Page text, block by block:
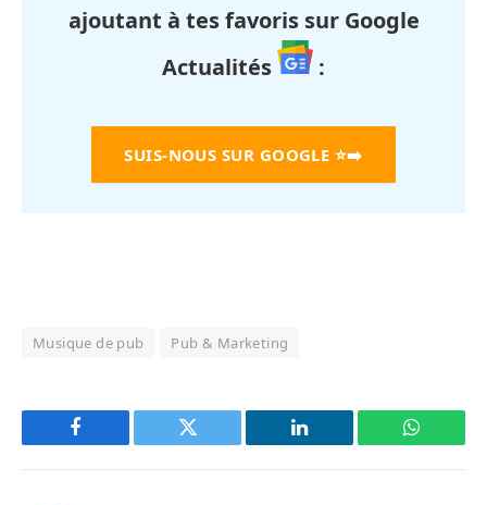
ajoutant à tes favoris sur Google
Actualités
:
SUIS-NOUS SUR GOOGLE ⭐➡️
Musique de pub Pub & Marketing
Facebook Twitter LinkedIn